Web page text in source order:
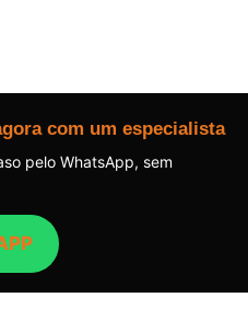
com um especialista
pelo WhatsApp, sem